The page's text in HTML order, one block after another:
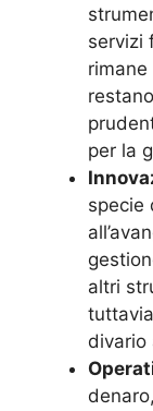
servizi
per la
specie
altri
divario